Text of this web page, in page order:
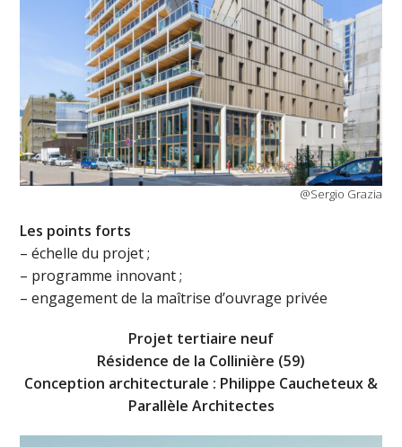
@Sergio Grazia
Les points forts
– échelle du projet ;
– programme innovant ;
– engagement de la maîtrise d’ouvrage privée
Projet tertiaire neuf
Résidence de la Collinière (59)
Conception architecturale : Philippe Caucheteux &
Parallèle Architectes